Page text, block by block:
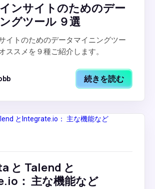
ンサイトのためのデー
グツール ９選
イトのためのデータマイニングツー
ススメを９種ご紹介します。
続きを読む
と Talend と
： 主な機能など